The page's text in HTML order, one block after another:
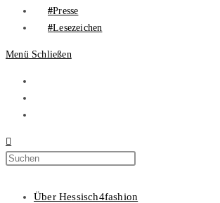
Presse
Lesezeichen
Menü Schließen
Über Hessisch4fashion